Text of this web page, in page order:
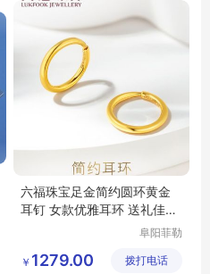
六福珠宝足金简约圆环黄金
耳钉 女款优雅耳环 送礼佳选
阜阳菲勒
公司
￥ 1279.00 拨打电话